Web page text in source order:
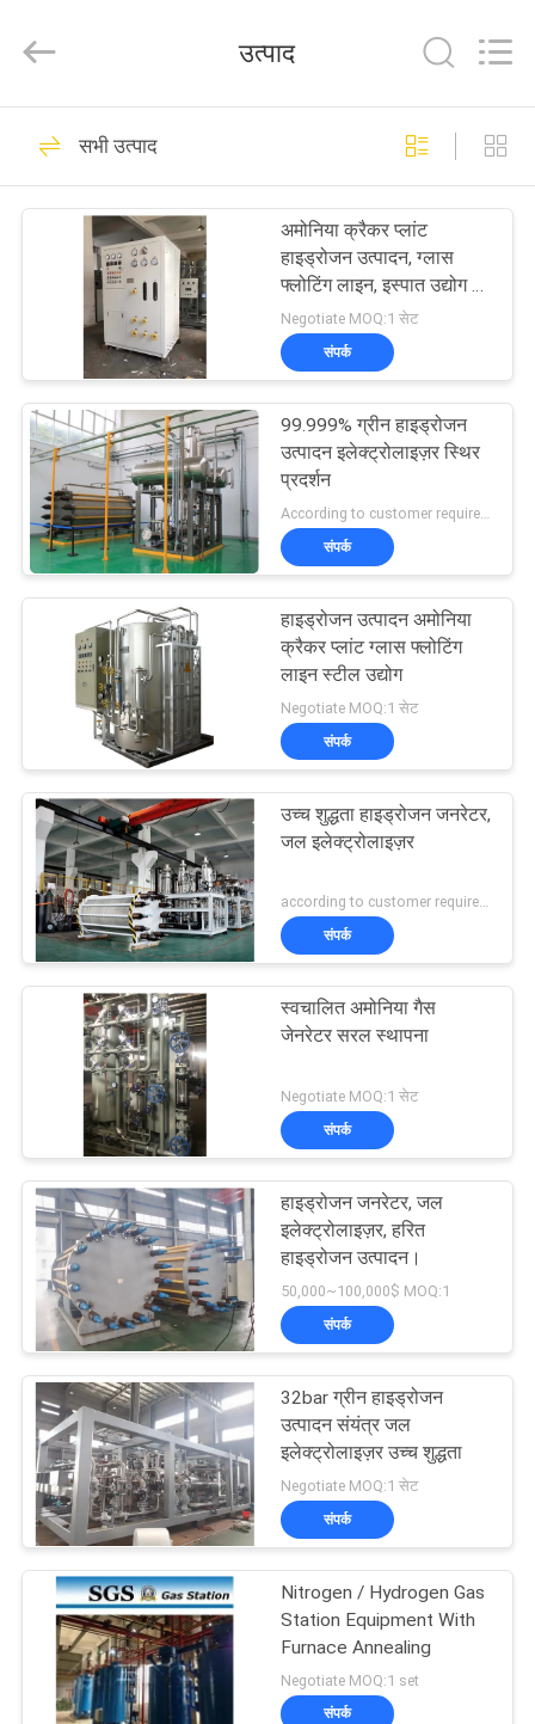
उत्पादों
कारखाना
दौरा
गुणवत्ता
नियंत्रण
करें
समाचार
मामले
उद्धरण
NEWS
साइटमैप
गोपनीयता
नीति
Technology
Co.,Ltd.
Reserved.
PSA Nitrogen
Generator
175
वीएसए ऑक्सीजन जनरेटर
9
वीपीएसए ऑक्सीजन
जनरेटर
पीएसए ऑक्सीजन जनरेटर
44
दबाव ऑक्सीजन कक्ष
3
Membrane Nitrogen
Generator
उत्पाद
सभी उत्पाद
अमोनिया क्रैकर प्लांट
हाइड्रोजन उत्पादन, ग्लास
फ्लोटिंग लाइन, इस्पात उद्योग के
लिए
Negotiate MOQ:1 सेट
संपर्क
99.999% ग्रीन हाइड्रोजन
उत्पादन इलेक्ट्रोलाइज़र स्थिर
प्रदर्शन
संपर्क
हाइड्रोजन उत्पादन अमोनिया
क्रैकर प्लांट ग्लास फ्लोटिंग
लाइन स्टील उद्योग
Negotiate MOQ:1 सेट
संपर्क
उच्च शुद्धता हाइड्रोजन जनरेटर,
जल इलेक्ट्रोलाइज़र
according to customer requirements MOQ:एक सेट
संपर्क
स्वचालित अमोनिया गैस
जेनरेटर सरल स्थापना
Negotiate MOQ:1 सेट
संपर्क
हाइड्रोजन जनरेटर, जल
इलेक्ट्रोलाइज़र, हरित
हाइड्रोजन उत्पादन।
50,000~100,000$ MOQ:1
संपर्क
32bar ग्रीन हाइड्रोजन
उत्पादन संयंत्र जल
इलेक्ट्रोलाइज़र उच्च शुद्धता
Negotiate MOQ:1 सेट
संपर्क
Nitrogen / Hydrogen Gas
Station Equipment With
Furnace Annealing
Negotiate MOQ:1 set
संपर्क